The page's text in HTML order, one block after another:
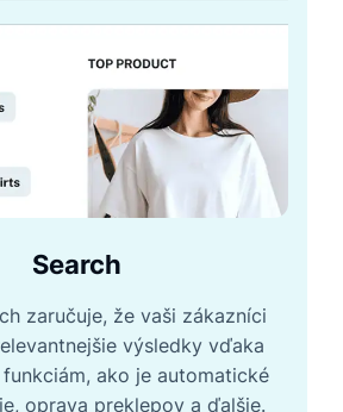
Search
zaručuje, že vaši zákazníci
výsledky vďaka
ako je automatické
oprava preklepov a ďalšie.